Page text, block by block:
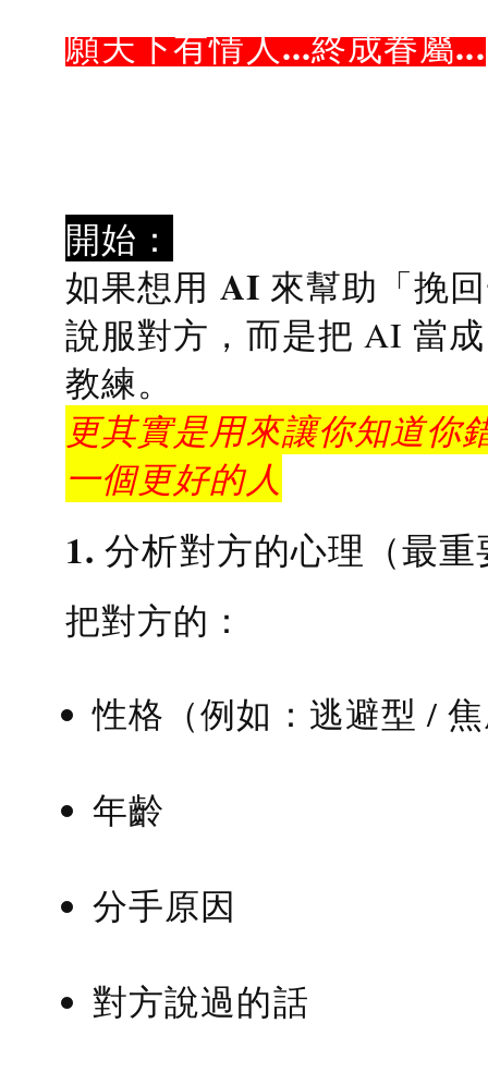
願天下有情人...終成眷屬...
開始：
如果想用 AI 來幫助「挽
說服對方，而是把 AI 當
教練。
更其實是用來讓你知道你
一個更好的人
1. 分析對方的心理（最
把對方的：
性格（例如：逃避型 /
年齡
分手原因
對方說過的話